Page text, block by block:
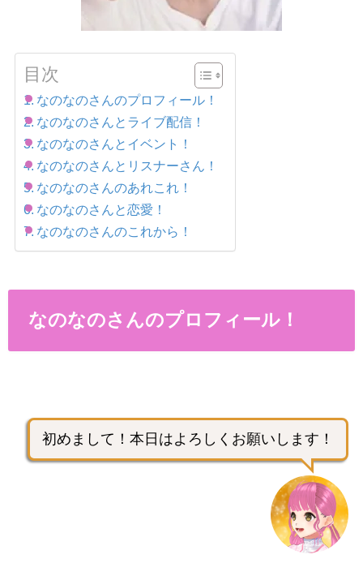
目次
なのなのさんのプロフィール！
なのなのさんとライブ配信！
なのなのさんとイベント！
なのなのさんとリスナーさん！
なのなのさんのあれこれ！
なのなのさんと恋愛！
なのなのさんのこれから！
なのなのさんのプロフィール！
初めまして！本日はよろしくお願いします！